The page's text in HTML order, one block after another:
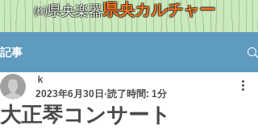
㈱県央楽器県央カルチャー
記事
大正琴コンサート
ｋ
2023年6月30日 読了時間: 1分